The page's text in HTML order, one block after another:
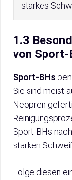
starkes
1.3
von Sport-
Sport-BHs
Sie sind meist
Neopren
Sport-BHs
starken
Folge diesen